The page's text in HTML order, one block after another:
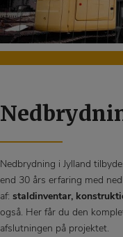
Nedbrydning i Jylland
end 30 års erfaring med
af: staldinventar,
også. Her får du den
afslutningen på projektet.